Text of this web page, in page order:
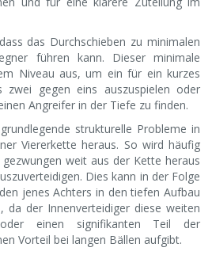
das Durchschieben zu minimalen
führen kann. Dieser minimale
Niveau aus, um ein für ein kurzes
zwei gegen eins auszuspielen oder
Angreifer in der Tiefe zu finden.
strukturelle Probleme in
Viererkette heraus. So wird häufig
weit aus der Kette heraus
Dies kann in der Folge
jenes Achters in den tiefen Aufbau
da der Innenverteidiger diese weiten
einen signifikanten Teil der
Vorteil bei langen Bällen aufgibt.